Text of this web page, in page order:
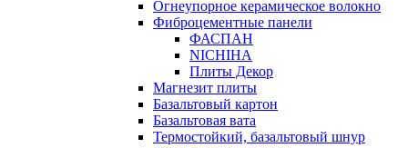
Огнеупорное керамическое волокно
Фиброцементные панели
ФАСПАН
NICHIHA
Плиты Декор
Магнезит плиты
Базальтовый картон
Базальтовая вата
Термостойкий, базальтовый шнур